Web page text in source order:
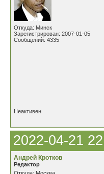
Откуда: Минск
Зарегистрирован: 2007-01-05
Сообщений: 4335
Неактивен
2022-04-21
Андрей Кротков
Редактор